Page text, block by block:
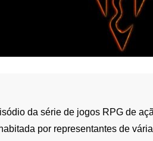
da série de jogos RPG de
por representantes de